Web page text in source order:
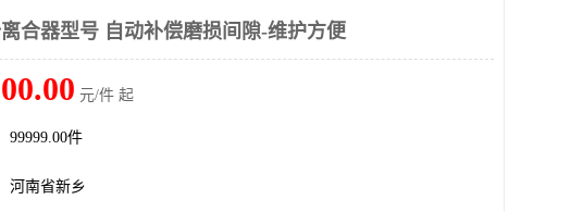
合器型号 自动补偿磨损间隙-维护方便
元/件 起
99999.00件
河南省新乡